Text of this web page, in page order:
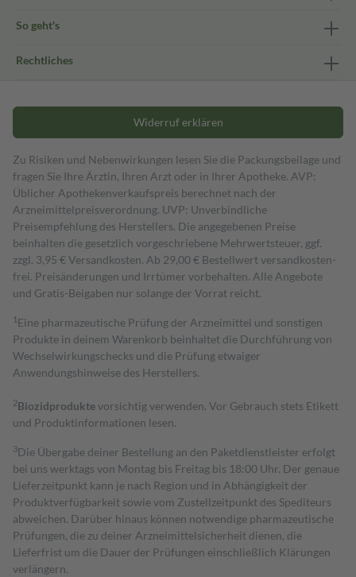
So geht's
Rechtliches
Widerruf erklären
Zu Risiken und Nebenwirkungen lesen Sie die Packungsbeilage und
fragen Sie Ihre Ärztin, Ihren Arzt oder in Ihrer Apotheke. AVP:
Üblicher Apothekenverkaufspreis berechnet nach der
Arzneimittelpreisverordnung. UVP: Unverbindliche
Preisempfehlung des Herstellers. Die angegebenen Preise
beinhalten die gesetzlich vorgeschriebene Mehrwertsteuer, ggf.
zzgl. 3,95 € Versandkosten. Ab 29,00 € Bestell­wert versand­kosten­
frei. Preisänderungen und Irrtümer vorbehalten. Alle Angebote
und Gratis-Beigaben nur solange der Vorrat reicht.
1 Eine pharmazeutische Prüfung der Arzneimittel und sonstigen
Produkte in deinem Warenkorb beinhaltet die Durchführung von
Wechselwirkungschecks und die Prüfung etwaiger
Anwendungshinweise des Herstellers.
2Biozidproduktevorsichtig verwenden. Vor Gebrauch stets Etikett
und Produktinformationen lesen.
3Die Übergabe deiner Bestellung an den Paketdienstleister erfolgt
bei uns werktags von Montag bis Freitag bis 18:00 Uhr. Der genaue
Lieferzeitpunkt kann je nach Region und in Abhängigkeit der
Produktverfügbarkeit sowie vom Zustellzeitpunkt des Spediteurs
abweichen. Darüber hinaus können notwendige pharmazeutische
Prüfungen, die zu deiner Arzneimittelsicherheit dienen, die
Lieferfrist um die Dauer der Prüfungen einschließlich Klärungen
verlängern.